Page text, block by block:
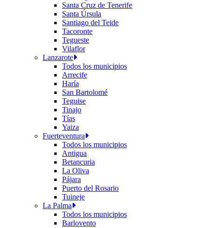
Santa Cruz de Tenerife
Santa Úrsula
Santiago del Teide
Tacoronte
Tegueste
Vilaflor
Lanzarote
Todos los municipios
Arrecife
Haría
San Bartolomé
Teguise
Tinajo
Tías
Yaiza
Fuerteventura
Todos los municipios
Antigua
Betancuria
La Oliva
Pájara
Puerto del Rosario
Tuineje
La Palma
Todos los municipios
Barlovento